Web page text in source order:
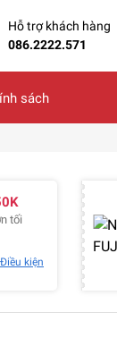
Hỗ trợ khách hàng
086.2222.571
sách
tối
Điều kiện